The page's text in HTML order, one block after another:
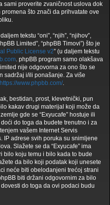
sami proverite zvaničnost uslova dok
što znači da prihvatate ove
tekstu “oni”, “njih”, “njihov”,
Limited”, “phpBB Timovi”) što je
Public License v2” (u daljem tekstu
. phpBB program samo olakšava
nije odgovorna za ono što se
sadržaj i/ili ponašanje. Za više
https://www.phpbb.com/.
bestidan, prost, klevetnički, pun
kakav drugi materijal koji može da
gde se “Exyucafe” hostuje ili
do toga da budete trenutno i za
vašem Internet Servis
IP adrese svih poruka su snimljene
Slažete se da “Exyucafe” ima
bilo koju temu i bilo kada to bude
da bilo koji podatak koji unesete
neće biti obelodanjeni trećoj strani
biti držani odgovornim za bilo
do toga da ovi podaci budu